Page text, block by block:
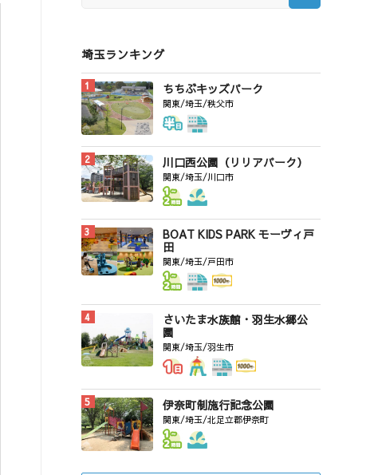
埼玉ランキング
ちちぶキッズパーク
関東/埼玉/秩父市
川口西公園（リリアパーク）
関東/埼玉/川口市
BOAT KIDS PARK モーヴィ戸
田
関東/埼玉/戸田市
さいたま水族館・羽生水郷公
園
関東/埼玉/羽生市
伊奈町制施行記念公園
関東/埼玉/北足立郡伊奈町